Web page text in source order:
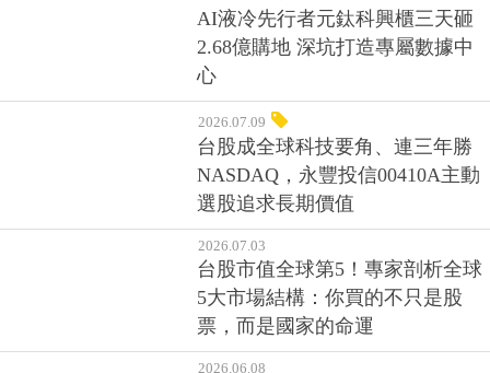
心
2026.07.09
台股成全球科技要角、連三年勝
NASDAQ，永豐投信00410A主動
選股追求長期價值
2026.07.03
台股市值全球第5！專家剖析全球
5大市場結構：你買的不只是股
票，而是國家的命運
2026.06.08
從次貸危機到算力風暴！當資金
都在為OpenAI續命，台光電、聯